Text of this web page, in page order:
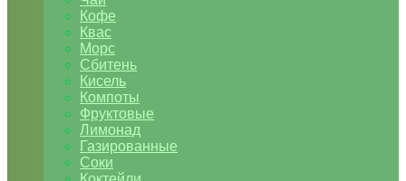
Кофе
Квас
Морс
Сбитень
Кисель
Компоты
Фруктовые
Лимонад
Газированные
Соки